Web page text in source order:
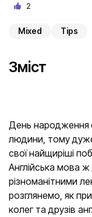
2
Mixed Tips
Зміст
День народження
людини, тому
свої найщиріші
Англійська мова
різноманітними
розглянемо, як
колег та друзів